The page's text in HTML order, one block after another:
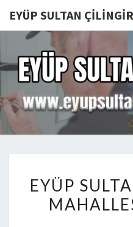
EYÜP SULTAN ÇILINGIR
EYÜP